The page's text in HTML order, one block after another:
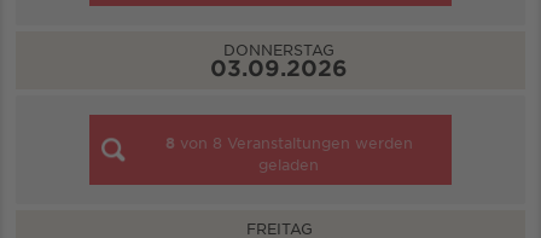
DONNERSTAG
03.09.2026
8 von 8 Veranstaltungen werden
geladen
FREITAG